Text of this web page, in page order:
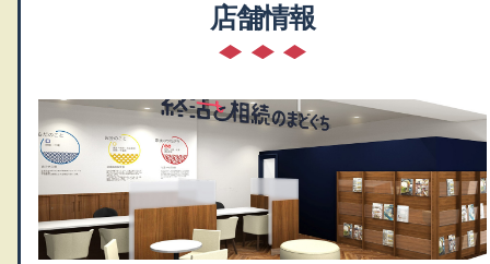
や専門の相談先をご紹介店舗情報